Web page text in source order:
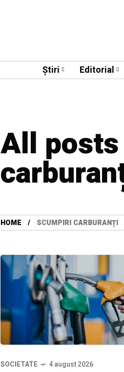
Știri Editorial
All
HOME SCUMPIRI CARBURANȚI
SOCIETATE 4 august 2026